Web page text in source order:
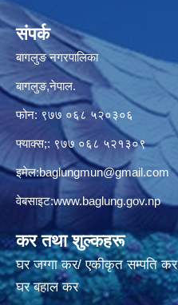
संपर्क
बागलुङ नगरपालिका
बागलुङ,नेपाल.
फोन: ९७७ ०६८ ५२०३०६
फ्याक्स;: ९७७ ०६८ ५२१३०९
इमेल:baglungmun@gmail.com
वेबसाइट:www.baglung.gov.np
कर तथा शुल्कहरू
घर जग्गा कर/ एकीकृत सम्पति कर
घर बहाल कर